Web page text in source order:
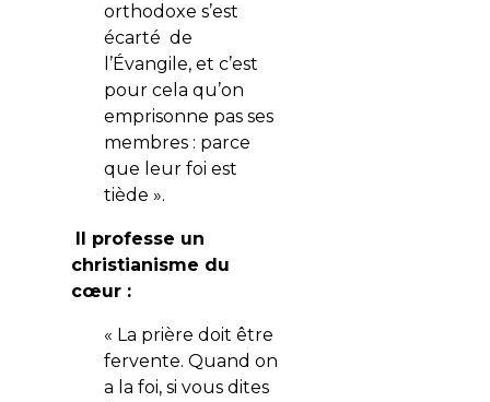
orthodoxe s’est
écarté de
l’Évangile, et c’est
pour cela qu’on
emprisonne pas ses
membres : parce
que leur foi est
tiède ».
Il professe un
christianisme du
cœur :
« La prière doit être
fervente. Quand on
a la foi, si vous dites